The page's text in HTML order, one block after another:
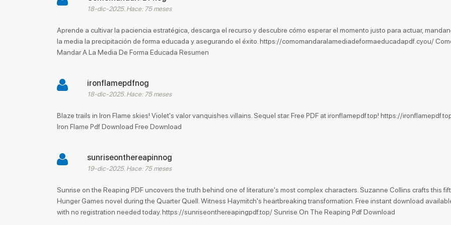
18-dic-2025. Hace: 75 meses
Aprende a cultivar la paciencia estratégica, descarga el recurso y descubre cómo esperar el momento justo para actuar,
la media la precipitación de forma educada y asegurando el éxito. https://comomandaralamediadeformaeducadapdf.cyou/
Mandar A La Media De Forma Educada Resumen
ironflamepdfnog
18-dic-2025. Hace: 75 meses
Blaze trails in Iron Flame skies! Violet's valor vanquishes villains. Sequel star. Free PDF at ironflamepdf.top! https://
Iron Flame Pdf Download Free Download
sunriseonthereapinnog
19-dic-2025. Hace: 75 meses
Sunrise on the Reaping PDF uncovers the truth behind one of literature's most complex characters. Suzanne Collins crafts this
Hunger Games novel during the Quarter Quell. Witness Haymitch's heartbreaking transformation. Free instant download
with no registration needed today. https://sunriseonthereapingpdf.top/ Sunrise On The Reaping Pdf Download